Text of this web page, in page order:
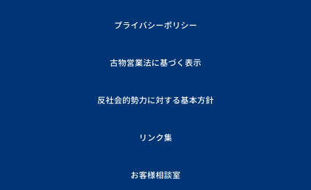
プライバシーポリシー
古物営業法に基づく表示
反社会的勢力に対する基本方針
リンク集
お客様相談室